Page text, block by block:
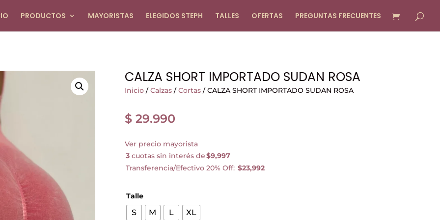
PRODUCTOS MAYORISTAS ELEGIDOS STEPH TALLES OFERTAS PREGUNTAS FRECUENTES
CALZA SHORT IMPORTADO SUDAN ROSA
Inicio/Calzas/Cortas/ CALZA SHORT IMPORTADO SUDAN ROSA
$29.990
Ver precio mayorista
3cuotas sin interés de$9,997
Transferencia/Efectivo 20% Off: $23,992
Talle
S M L XL